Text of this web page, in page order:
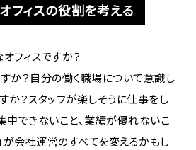
フィスの役割を考える
フィスですか？
か？自分の働く職場について意識し
か？スタッフが楽しそうに仕事をし
中できないこと、業績が優れないこ
」が会社運営のすべてを変えるかもし